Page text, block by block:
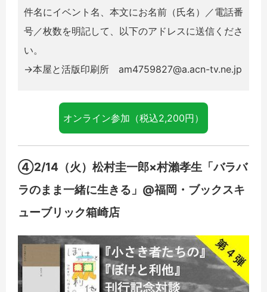
件名にイベント名、本文にお名前（氏名）／電話番
号／枚数を明記して、以下のアドレスに送信くださ
い。
→本屋と活版印刷所 am4759827@a.acn-tv.ne.jp
オンライン参加（税込2,200円）
④2/14（火）松村圭一郎×村瀨孝生「バラバ
ラのまま一緒に生きる」@福岡・ブックスキ
ューブリック箱崎店